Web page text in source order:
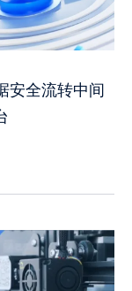
安全流转中间